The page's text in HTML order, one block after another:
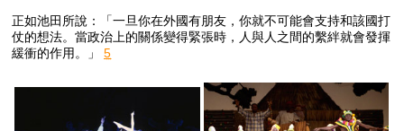
正如池田所說：「一旦你在外國有朋友，你就不可能會支持和該國打
仗的想法。當政治上的關係變得緊張時，人與人之間的繫絆就會發揮
緩衝的作用。」5